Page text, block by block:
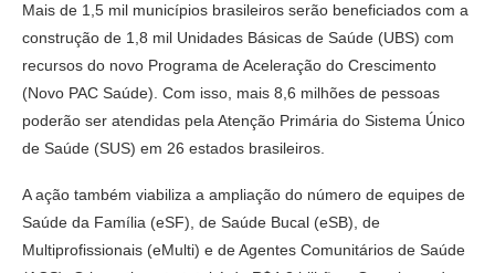
Mais de 1,5 mil municípios brasileiros serão beneficiados com a
construção de 1,8 mil Unidades Básicas de Saúde (UBS) com
recursos do novo Programa de Aceleração do Crescimento
(Novo PAC Saúde). Com isso, mais 8,6 milhões de pessoas
poderão ser atendidas pela Atenção Primária do Sistema Único
de Saúde (SUS) em 26 estados brasileiros.
A ação também viabiliza a ampliação do número de equipes de
Saúde da Família (eSF), de Saúde Bucal (eSB), de
Multiprofissionais (eMulti) e de Agentes Comunitários de Saúde